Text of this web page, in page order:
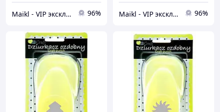
Maikl - VIP эксклюзив товаров в Украине. 96% Maikl - VIP эксклюзив товаров в Украине. 96%